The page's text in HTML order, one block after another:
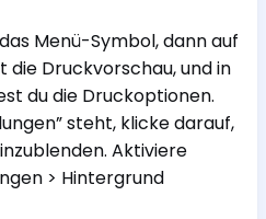
Menü-Symbol, dann auf
die Druckvorschau, und in
du die Druckoptionen.
steht, klicke darauf,
Aktiviere
> Hintergrund